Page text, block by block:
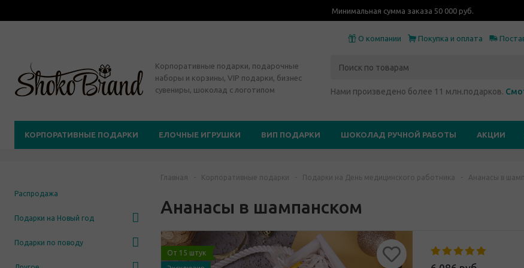
Минимальная сумма заказа 50 000 руб.
О компании Покупка и оплата
Корпоративные подарки, подарочные
наборы и корзины, VIP подарки, бизнес
сувениры, шоколад с логотипом
Нами произведено более 11 млн.подарков.
КОРПОРАТИВНЫЕ ПОДАРКИ ЕЛОЧНЫЕ ИГРУШКИ ВИП ПОДАРКИ ШОКОЛАД РУЧНОЙ РАБОТЫ АКЦИИ
Распродажа
Подарки на Новый год
Подарки по поводу
Главная - Корпоративные подарки - Подарки на День медицинского работника - Ананасы в
Ананасы в шампанском
От 15 штук